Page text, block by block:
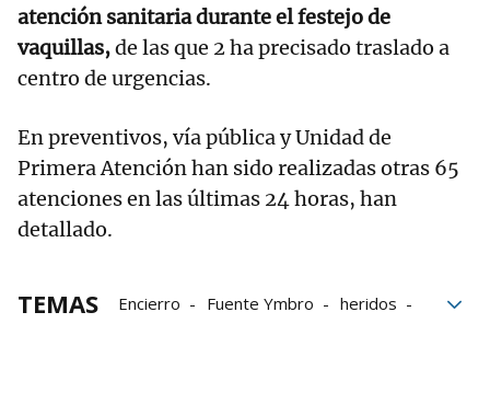
atención sanitaria durante el festejo de
vaquillas,de las que 2 ha precisado traslado a
centro de urgencias.
En preventivos, vía pública y Unidad de
Primera Atención han sido realizadas otras 65
atenciones en las últimas 24 horas, han
detallado.
TEMAS Encierro Fuente Ymbro
heridos